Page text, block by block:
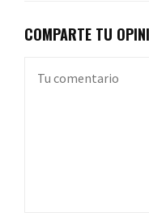
COMPARTE TU